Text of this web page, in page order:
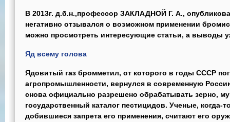
В 2013г. д.б.н.,профессор ЗАКЛАДНОЙ Г. А.,
негативно отзывался о возможном применении
можно просмотреть интересующие статьи, а выводы
Яд всему голова
Ядовитый газ бромметил, от которого в годы СССР
агропромышленности, вернулся в современную
снова официально разрешено обрабатывать зерно,
государственный каталог пестицидов. Ученые,
добившиеся запрета его применения, считают его